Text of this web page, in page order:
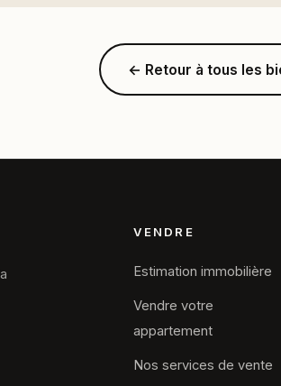
← Retour à tous les
VENDRE
Estimation immobilière
Vendre votre
appartement
Nos services de vente